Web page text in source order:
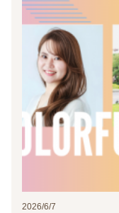
2026/6/7